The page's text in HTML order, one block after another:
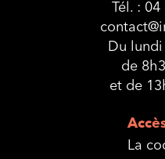
Tél. : 04
Du
de
et de
La